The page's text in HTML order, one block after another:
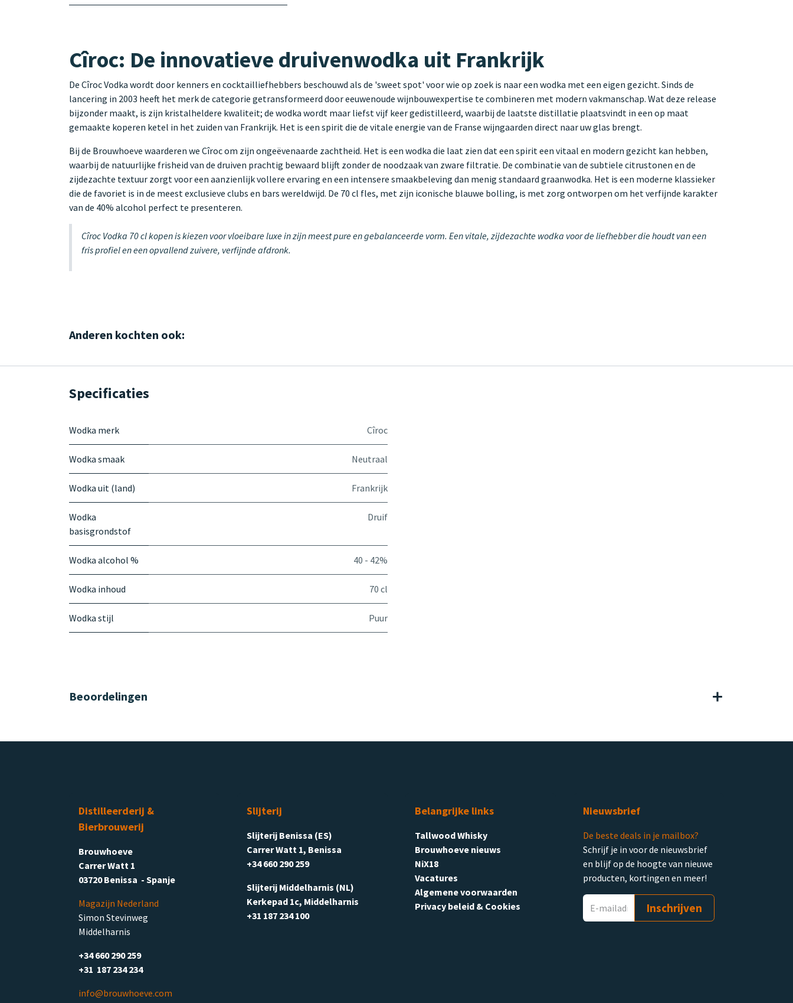
Cîroc: De innovatieve druivenwodka uit Frankrijk
De Cîroc Vodka wordt door kenners en cocktailliefhebbers beschouwd als de 'sweet spot' voor wie op zoek is naar een wodka met een eigen gezicht. Sinds de
lancering in 2003 heeft het merk de categorie getransformeerd door eeuwenoude wijnbouwexpertise te combineren met modern vakmanschap. Wat deze release
bijzonder maakt, is zijn kristalheldere kwaliteit; de wodka wordt maar liefst vijf keer gedistilleerd, waarbij de laatste distillatie plaatsvindt in een op maat
gemaakte koperen ketel in het zuiden van Frankrijk. Het is een spirit die de vitale energie van de Franse wijngaarden direct naar uw glas brengt.
Bij de Brouwhoeve waarderen we Cîroc om zijn ongeëvenaarde zachtheid. Het is een wodka die laat zien dat een spirit een vitaal en modern gezicht kan hebben,
waarbij de natuurlijke frisheid van de druiven prachtig bewaard blijft zonder de noodzaak van zware filtratie. De combinatie van de subtiele citrustonen en de
zijdezachte textuur zorgt voor een aanzienlijk vollere ervaring en een intensere smaakbeleving dan menig standaard graanwodka. Het is een moderne klassieker
die de favoriet is in de meest exclusieve clubs en bars wereldwijd. De 70 cl fles, met zijn iconische blauwe bolling, is met zorg ontworpen om het verfijnde karakter
van de 40% alcohol perfect te presenteren.
Cîroc Vodka 70 cl kopen is kiezen voor vloeibare luxe in zijn meest pure en gebalanceerde vorm. Een vitale, zijdezachte wodka voor de liefhebber die houdt van een
fris profiel en een opvallend zuivere, verfijnde afdronk.
Anderen kochten ook:
Specificaties
Wodka merk Cîroc
Wodka smaak Neutraal
Wodka uit (land) Frankrijk
Wodka
basisgrondstof
Druif
Wodka alcohol % 40 - 42%
Wodka inhoud 70 cl
Wodka stijl Puur
Beoordelingen
Distilleerderij &
Bierbrouwerij
Brouwhoeve
Carrer Watt 1
03720 Benissa - Spanje
Magazijn Nederland
Simon Stevinweg
Middelharnis
+34 660 290 259
+31 187 234 234
info@brouwhoeve.com
Slijterij
Slijterij Benissa (ES)
Carrer Watt 1, Benissa
+34 660 290 259
Slijterij Middelharnis (NL)
Kerkepad 1c, Middelharnis
+31 187 234 100
Belangrijke links
Tallwood Whisky
Brouwhoeve nieuws
NiX18
Vacatures
Algemene voorwaarden
Privacy beleid & Cookies
Nieuwsbrief
De beste deals in je mailbox?
Schrijf je in voor de nieuwsbrief
en blijf op de hoogte van nieuwe
producten, kortingen en meer!
Inschrijven